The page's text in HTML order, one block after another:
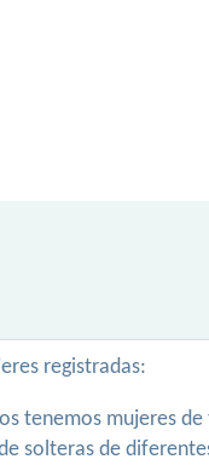
registradas:
tenemos mujeres de
solteras de